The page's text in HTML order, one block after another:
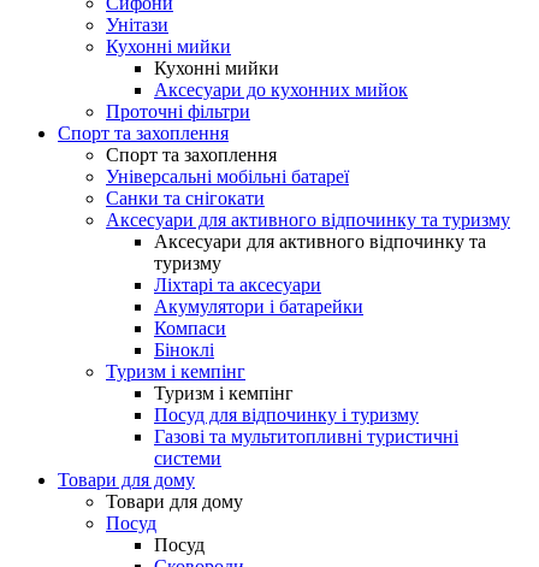
Унітази
Кухонні мийки
Кухонні мийки
Аксесуари до кухонних мийок
Проточні фільтри
Спорт та захоплення
Спорт та захоплення
Універсальні мобільні батареї
Санки та снігокати
Аксесуари для активного відпочинку та туризму
Аксесуари для активного відпочинку та
туризму
Ліхтарі та аксесуари
Акумулятори і батарейки
Компаси
Біноклі
Туризм і кемпінг
Туризм і кемпінг
Посуд для відпочинку і туризму
Газові та мультитопливні туристичні
системи
Товари для дому
Товари для дому
Посуд
Посуд